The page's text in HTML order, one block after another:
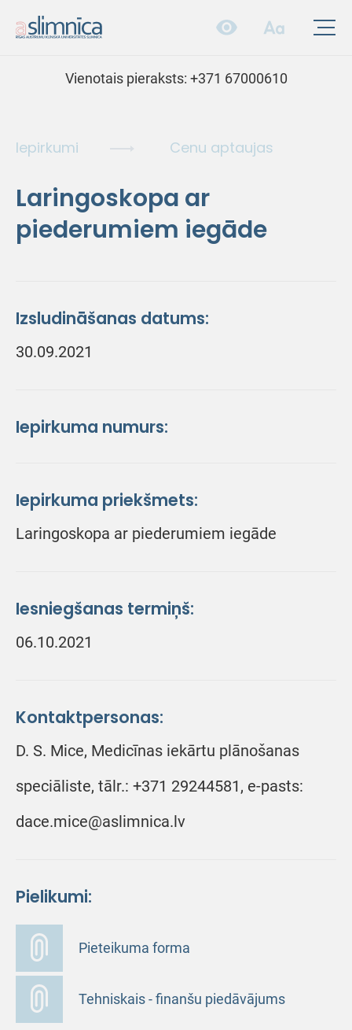
Vienotais pieraksts: +371 67000610
Iepirkumi Cenu aptaujas
Laringoskopa ar
piederumiem iegāde
Izsludināšanas datums:
30.09.2021
Iepirkuma numurs:
Iepirkuma priekšmets:
Laringoskopa ar piederumiem iegāde
Iesniegšanas termiņš:
06.10.2021
Kontaktpersonas:
D. S. Mice, Medicīnas iekārtu plānošanas
speciāliste, tālr.: +371 29244581, e-pasts:
dace.mice@aslimnica.lv
Pielikumi:
Pieteikuma forma
Tehniskais - finanšu piedāvājums